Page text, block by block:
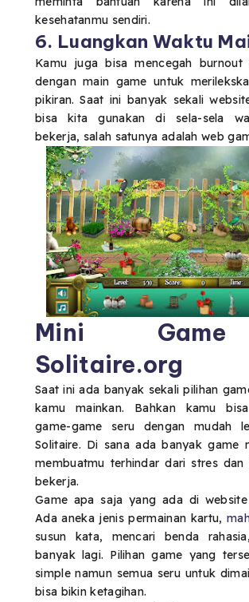
kesehatanmu sendiri.
6. Luangkan Waktu
Kamu juga bisa mencegah burnout
dengan main game untuk
pikiran. Saat ini banyak sekali
bisa kita gunakan di sela-sela
bekerja, salah satunya adalah web
Mini
Solitaire.org
Saat ini ada banyak sekali pilihan
kamu mainkan. Bahkan kamu
game-game seru dengan mudah
Solitaire. Di sana ada banyak game
membuatmu terhindar dari stres
bekerja.
Game apa saja yang ada di website
Ada aneka jenis permainan kartu,
susun kata, mencari benda
banyak lagi. Pilihan game yang
simple namun semua seru untuk
bisa bikin ketagihan.